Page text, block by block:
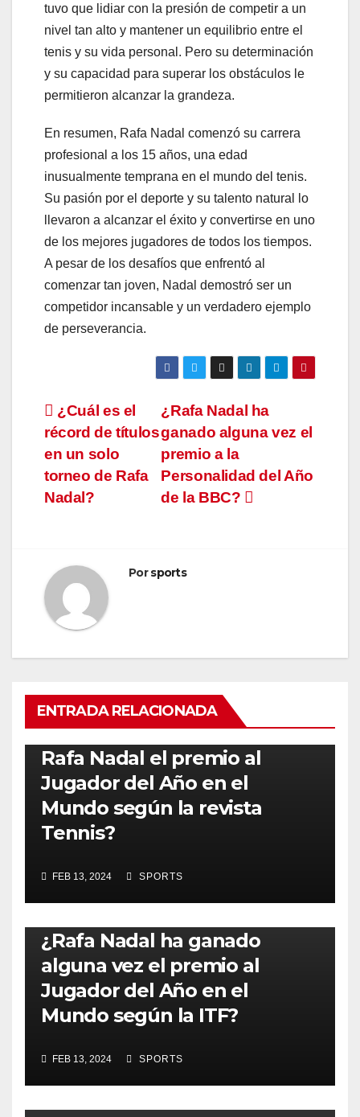
tuvo que lidiar con la presión de competir a un
nivel tan alto y mantener un equilibrio entre el
tenis y su vida personal. Pero su determinación
y su capacidad para superar los obstáculos le
permitieron alcanzar la grandeza.
En resumen, Rafa Nadal comenzó su carrera
profesional a los 15 años, una edad
inusualmente temprana en el mundo del tenis.
Su pasión por el deporte y su talento natural lo
llevaron a alcanzar el éxito y convertirse en uno
de los mejores jugadores de todos los tiempos.
A pesar de los desafíos que enfrentó al
comenzar tan joven, Nadal demostró ser un
competidor incansable y un verdadero ejemplo
de perseverancia.
Navegación
de
entradas
¿Rafa Nadal ha
ganado alguna vez el
premio a la
Personalidad del Año
de la BBC?
¿Cuál es el
récord de títulos
en un solo
torneo de Rafa
Nadal?
Porsports
ENTRADA RELACIONADA
RAFA NADAL
¿Cuántas veces ha ganado
Rafa Nadal el premio al
Jugador del Año en el
Mundo según la revista
Tennis?
FEB 13, 2024 SPORTS
¿Rafa Nadal ha ganado
alguna vez el premio al
Jugador del Año en el
Mundo según la ITF?
FEB 13, 2024 SPORTS